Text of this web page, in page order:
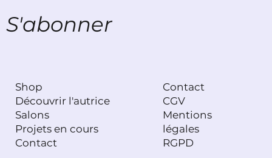
Shop
Découvrir l'autrice
Salons
Projets en cours
Contact
Contact
CGV
Mentions
légales
RGPD
S'abonner